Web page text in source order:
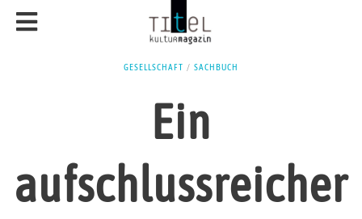
GESELLSCHAFT / SACHBUCH
Ein
aufschlussreicher